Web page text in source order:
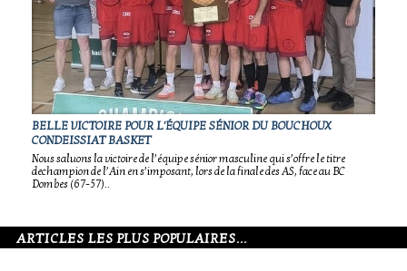
BELLE VICTOIRE POUR L'ÉQUIPE SÉNIOR DU BOUCHOUX
CONDEISSIAT BASKET
Nous saluons la victoire de l’équipe sénior masculine qui s’offre le titre
dechampion de l’Ain en s’imposant, lors de la finale des AS, face au BC
Dombes (67-57)..
ARTICLES LES PLUS POPULAIRES...